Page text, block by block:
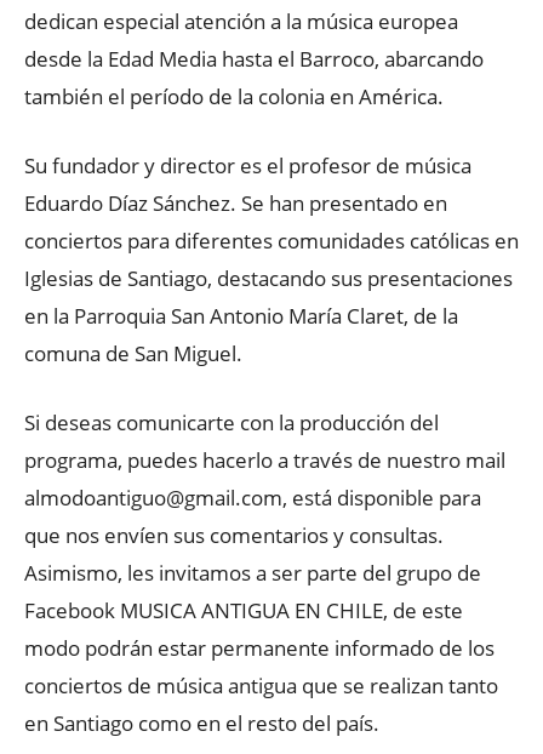
dedican especial atención a la música europea
desde la Edad Media hasta el Barroco, abarcando
también el período de la colonia en América.
Su fundador y director es el profesor de música
Eduardo Díaz Sánchez. Se han presentado en
conciertos para diferentes comunidades católicas en
Iglesias de Santiago, destacando sus presentaciones
en la Parroquia San Antonio María Claret, de la
comuna de San Miguel.
Si deseas comunicarte con la producción del
programa, puedes hacerlo a través de nuestro mail
almodoantiguo@gmail.com, está disponible para
que nos envíen sus comentarios y consultas.
Asimismo, les invitamos a ser parte del grupo de
Facebook MUSICA ANTIGUA EN CHILE, de este
modo podrán estar permanente informado de los
conciertos de música antigua que se realizan tanto
en Santiago como en el resto del país.